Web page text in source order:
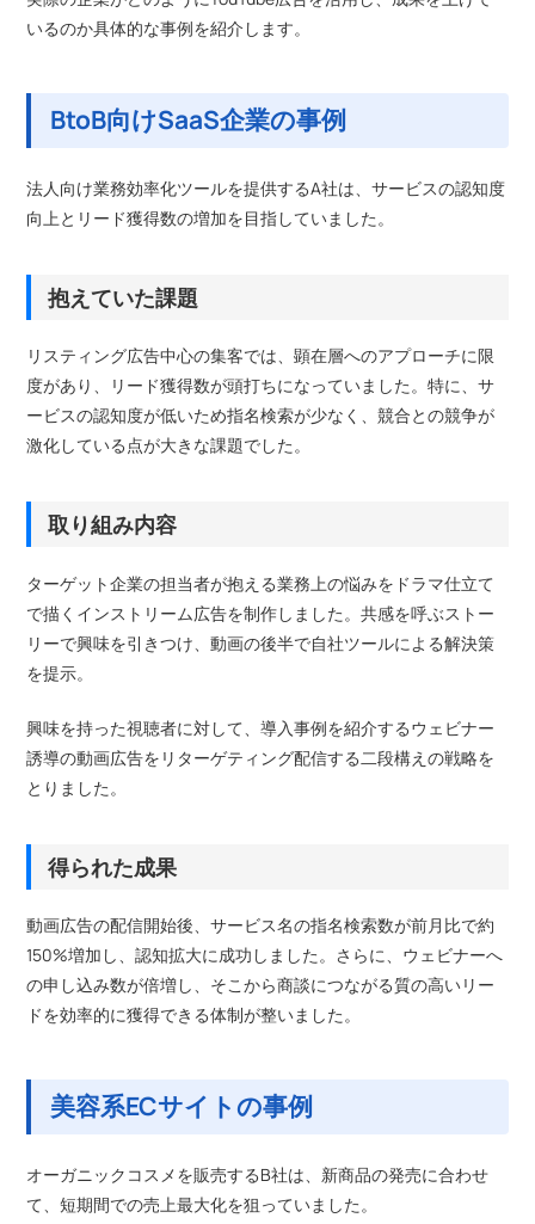
いるのか具体的な事例を紹介します。
BtoB向けSaaS企業の事例
法人向け業務効率化ツールを提供するA社は、サービスの認知度
向上とリード獲得数の増加を目指していました。
抱えていた課題
リスティング広告中心の集客では、顕在層へのアプローチに限
度があり、リード獲得数が頭打ちになっていました。特に、サ
ービスの認知度が低いため指名検索が少なく、競合との競争が
激化している点が大きな課題でした。
取り組み内容
ターゲット企業の担当者が抱える業務上の悩みをドラマ仕立て
で描くインストリーム広告を制作しました。共感を呼ぶストー
リーで興味を引きつけ、動画の後半で自社ツールによる解決策
を提示。
興味を持った視聴者に対して、導入事例を紹介するウェビナー
誘導の動画広告をリターゲティング配信する二段構えの戦略を
とりました。
得られた成果
動画広告の配信開始後、サービス名の指名検索数が前月比で約
150%増加し、認知拡大に成功しました。さらに、ウェビナーへ
の申し込み数が倍増し、そこから商談につながる質の高いリー
ドを効率的に獲得できる体制が整いました。
美容系ECサイトの事例
オーガニックコスメを販売するB社は、新商品の発売に合わせ
て、短期間での売上最大化を狙っていました。